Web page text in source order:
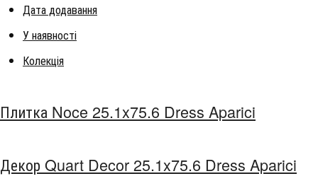
Дата додавання
У наявності
Колекція
Плитка Noce 25.1x75.6 Dress Aparici
Декор Quart Decor 25.1x75.6 Dress Aparici